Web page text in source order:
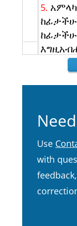
5.
ከፊታችሁ
ግራም
7.
አሕዛብ
ስም
8. እስከ
Use
with